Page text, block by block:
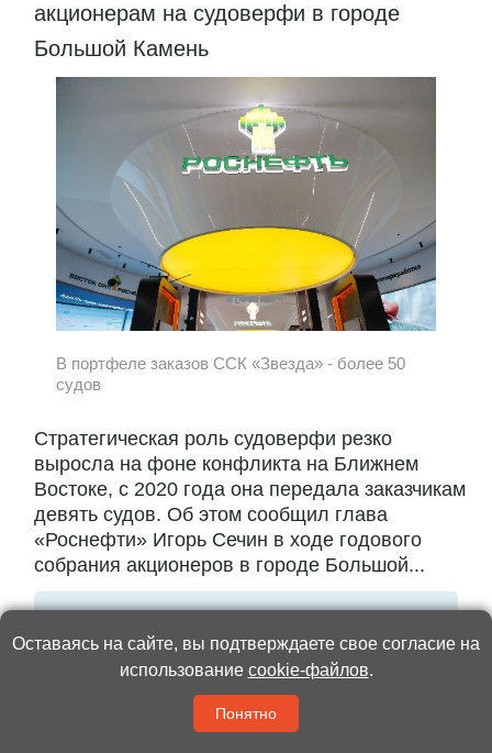
акционерам на судоверфи в городе
Большой Камень
В портфеле заказов ССК «Звезда» - более 50
судов
Стратегическая роль судоверфи резко
выросла на фоне конфликта на Ближнем
Востоке, с 2020 года она передала заказчикам
девять судов. Об этом сообщил глава
«Роснефти» Игорь Сечин в ходе годового
собрания акционеров в городе Большой...
11:52 / 19 Июня 2026
Оставаясь на сайте, вы подтверждаете свое согласие на
использование cookie-файлов.
Понятно